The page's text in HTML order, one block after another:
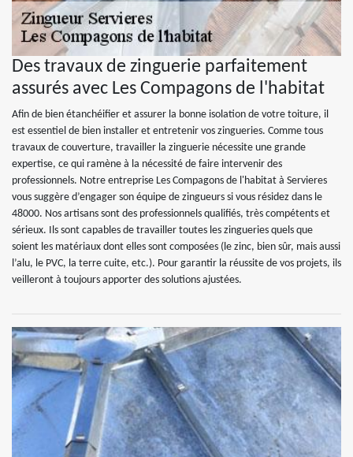
Des travaux de zinguerie parfaitement
assurés avec Les Compagons de l'habitat
Afin de bien étanchéifier et assurer la bonne isolation de votre toiture, il
est essentiel de bien installer et entretenir vos zingueries. Comme tous
travaux de couverture, travailler la zinguerie nécessite une grande
expertise, ce qui ramène à la nécessité de faire intervenir des
professionnels. Notre entreprise Les Compagons de l'habitat à Servieres
vous suggère d’engager son équipe de zingueurs si vous résidez dans le
48000. Nos artisans sont des professionnels qualifiés, très compétents et
sérieux. Ils sont capables de travailler toutes les zingueries quels que
soient les matériaux dont elles sont composées (le zinc, bien sûr, mais aussi
l’alu, le PVC, la terre cuite, etc.). Pour garantir la réussite de vos projets, ils
veilleront à toujours apporter des solutions ajustées.